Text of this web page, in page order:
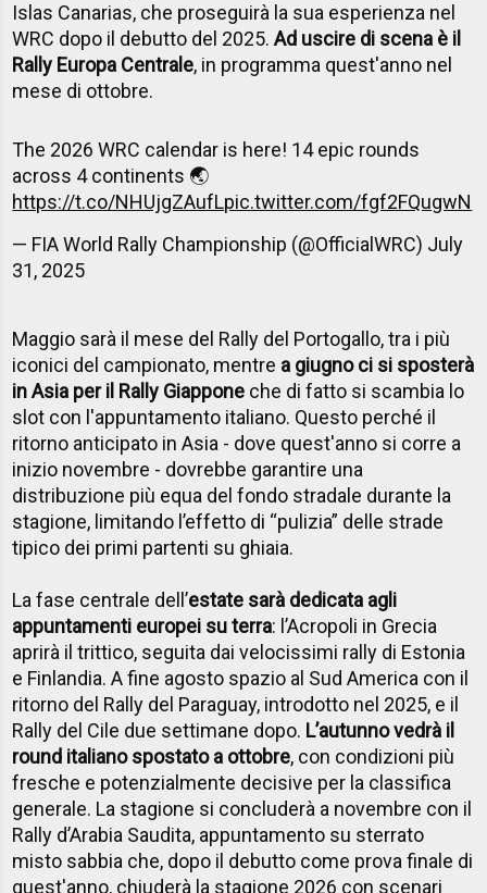
Islas Canarias, che proseguirà la sua esperienza nel
WRC dopo il debutto del 2025.Ad uscire di scena è il
Rally Europa Centrale, in programma quest'anno nel
mese di ottobre.
The 2026 WRC calendar is here! 14 epic rounds
across 4 continents 🌏
https://t.co/NHUjgZAufLpic.twitter.com/fgf2FQugwN
— FIA World Rally Championship (@OfficialWRC) July
31, 2025
Maggio sarà il mese del Rally del Portogallo, tra i più
iconici del campionato, mentre a giugno ci si sposterà
in Asia per il Rally Giappone che di fatto si scambia lo
slot con l'appuntamento italiano. Questo perché il
ritorno anticipato in Asia - dove quest'anno si corre a
inizio novembre - dovrebbe garantire una
distribuzione più equa del fondo stradale durante la
stagione, limitando l’effetto di “pulizia” delle strade
tipico dei primi partenti su ghiaia.
La fase centrale dell’estate sarà dedicata agli
appuntamenti europei su terra: l’Acropoli in Grecia
aprirà il trittico, seguita dai velocissimi rally di Estonia
e Finlandia. A fine agosto spazio al Sud America con il
ritorno del Rally del Paraguay, introdotto nel 2025, e il
Rally del Cile due settimane dopo. L’autunno vedrà il
round italiano spostato a ottobre, con condizioni più
fresche e potenzialmente decisive per la classifica
generale. La stagione si concluderà a novembre con il
Rally d’Arabia Saudita, appuntamento su sterrato
misto sabbia che, dopo il debutto come prova finale di
quest'anno, chiuderà la stagione 2026 con scenari